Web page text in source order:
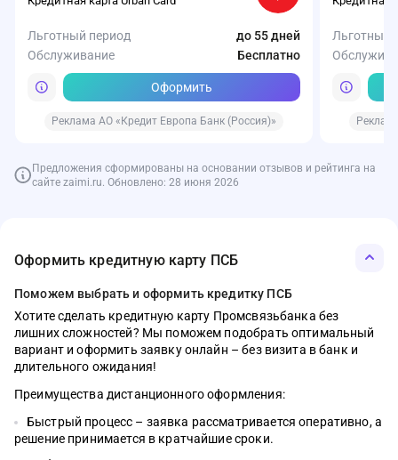
Льготный период
до 55 дней
Обслуживание
Бесплатно
Оформить
Реклама АО «Кредит Европа Банк (Россия)»
Льготный
Предложения сформированы на основании отзывов и рейтинга на
сайте zaimi.ru. Обновлено: 28 июня 2026
Кэшбэк
Обслуживание
Бесплатно
Оформить
Реклама АО «Кредит Европа Банк (Россия)»
Предложения сформированы на основании отзывов и рейтинга на
сайте zaimi.ru. Обновлено: 28 июня 2026
Оформить кредитную карту ПСБ
Поможем выбрать и оформить кредитку ПСБ
Хотите сделать кредитную карту Промсвязьбанка без
лишних сложностей? Мы поможем подобрать оптимальный
вариант и оформить заявку онлайн – без визита в банк и
длительного ожидания!
Преимущества дистанционного оформления:
Быстрый процесс – заявка рассматривается оперативно, а
решение принимается в кратчайшие сроки.